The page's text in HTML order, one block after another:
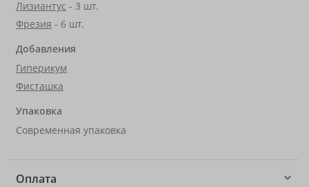
Лизиантус - 3 шт.
Фрезия - 6 шт.
Добавления
Гиперикум
Фисташка
Упаковка
Современная упаковка
Оплата